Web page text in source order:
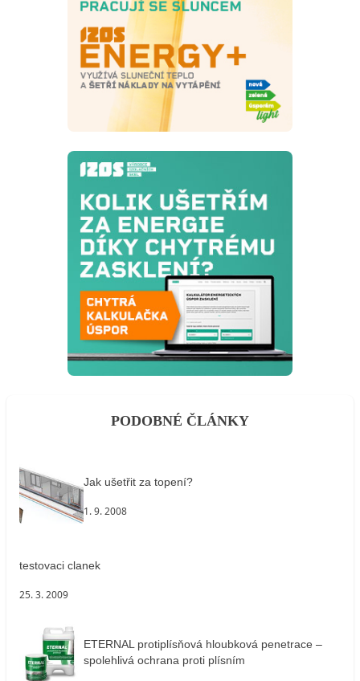
PODOBNÉ ČLÁNKY
Jak ušetřit za topení?
1. 9. 2008
testovaci clanek
25. 3. 2009
ETERNAL protiplísňová hloubková penetrace –
spolehlivá ochrana proti plísním